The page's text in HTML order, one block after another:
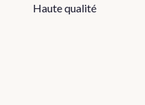
Haute qualité